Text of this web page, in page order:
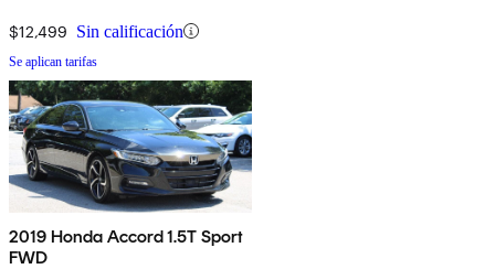
$12,499 Sin calificación
Se aplican tarifas
2019 Honda Accord 1.5T Sport
FWD